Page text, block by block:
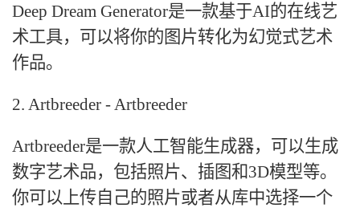
Deep Dream Generator是一款基于AI的在线艺
术工具，可以将你的图片转化为幻觉式艺术
作品。
2. Artbreeder - Artbreeder
Artbreeder是一款人工智能生成器，可以生成
数字艺术品，包括照片、插图和3D模型等。
你可以上传自己的照片或者从库中选择一个